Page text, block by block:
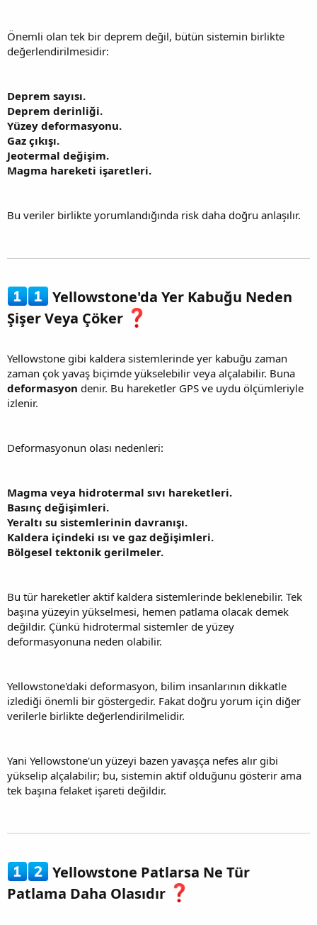
Önemli olan tek bir deprem değil, bütün sistemin birlikte
değerlendirilmesidir:
Deprem sayısı.
Deprem derinliği.
Yüzey deformasyonu.
Gaz çıkışı.
Jeotermal değişim.
Magma hareketi işaretleri.
Bu veriler birlikte yorumlandığında risk daha doğru anlaşılır.
Yellowstone'da Yer Kabuğu Neden
Şişer Veya Çöker
Yellowstone gibi kaldera sistemlerinde yer kabuğu zaman
zaman çok yavaş biçimde yükselebilir veya alçalabilir. Buna
deformasyon denir. Bu hareketler GPS ve uydu ölçümleriyle
izlenir.
Deformasyonun olası nedenleri:
Magma veya hidrotermal sıvı hareketleri.
Basınç değişimleri.
Yeraltı su sistemlerinin davranışı.
Kaldera içindeki ısı ve gaz değişimleri.
Bölgesel tektonik gerilmeler.
Bu tür hareketler aktif kaldera sistemlerinde beklenebilir. Tek
başına yüzeyin yükselmesi, hemen patlama olacak demek
değildir. Çünkü hidrotermal sistemler de yüzey
deformasyonuna neden olabilir.
Yellowstone'daki deformasyon, bilim insanlarının dikkatle
izlediği önemli bir göstergedir. Fakat doğru yorum için diğer
verilerle birlikte değerlendirilmelidir.
Yani Yellowstone'un yüzeyi bazen yavaşça nefes alır gibi
yükselip alçalabilir; bu, sistemin aktif olduğunu gösterir ama
tek başına felaket işareti değildir.
Yellowstone Patlarsa Ne Tür
Patlama Daha Olasıdır